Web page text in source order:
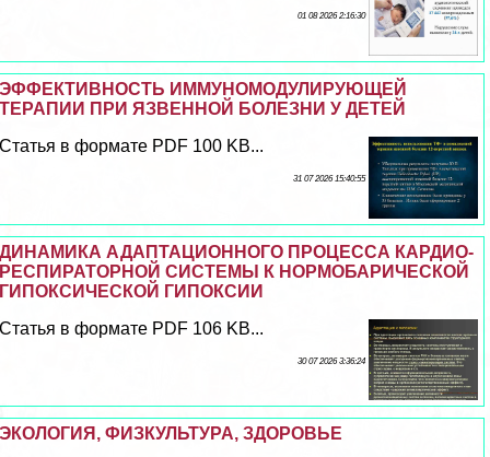
01 08 2026 2:16:30
ЭФФЕКТИВНОСТЬ ИММУНОМОДУЛИРУЮЩЕЙ
ТЕРАПИИ ПРИ ЯЗВЕННОЙ БОЛЕЗНИ У ДЕТЕЙ
Статья в формате PDF 100 KB...
31 07 2026 15:40:55
ДИНАМИКА АДАПТАЦИОННОГО ПРОЦЕССА КАРДИО-
РЕСПИРАТОРНОЙ СИСТЕМЫ К НОРМОБАРИЧЕСКОЙ
ГИПОКСИЧЕСКОЙ ГИПОКСИИ
Статья в формате PDF 106 KB...
30 07 2026 3:36:24
ЭКОЛОГИЯ, ФИЗКУЛЬТУРА, ЗДОРОВЬЕ